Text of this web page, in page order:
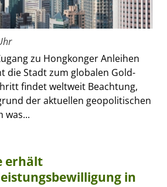
zu Hongkonger Anleihen
die Stadt zum globalen Gold-
findet weltweit Beachtung,
der aktuellen geopolitischen
was...
erhält
in